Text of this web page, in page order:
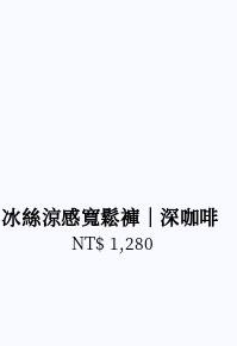
冰絲涼感寬鬆褲｜深咖啡
Regular
NT$ 1,280